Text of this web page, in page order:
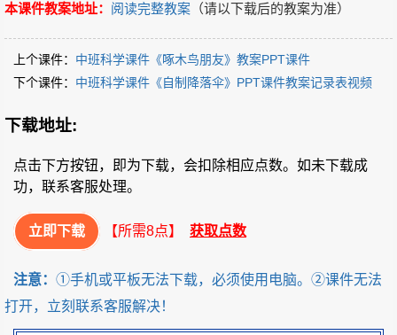
本课件教案地址： 阅读完整教案 （请以下载后的教案为准）
上个课件： 中班科学课件《啄木鸟朋友》教案PPT课件
下个课件： 中班科学课件《自制降落伞》PPT课件教案记录表视频
下载地址:
点击下方按钮，即为下载，会扣除相应点数。如未下载成
功，联系客服处理。
立即下载 【所需8点】 获取点数
注意： ①手机或平板无法下载，必须使用电脑。②课件无法
打开，立刻联系客服解决！